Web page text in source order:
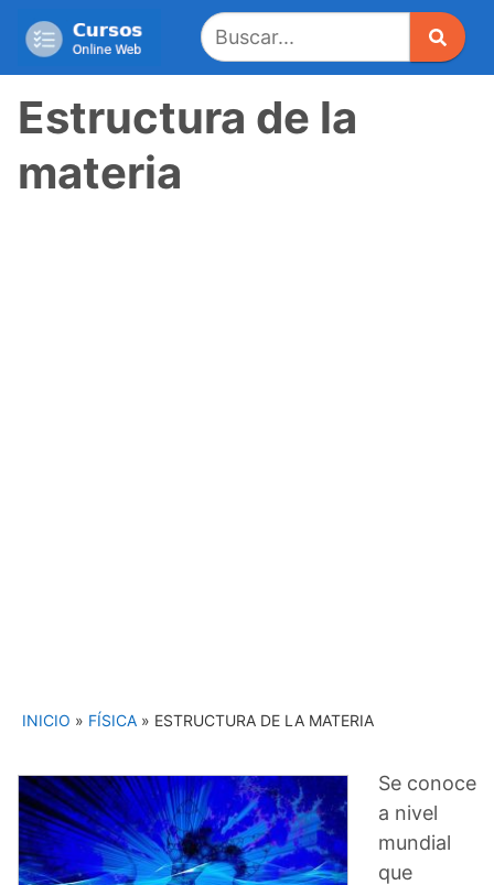
Estructura de la
materia
INICIO » FÍSICA » ESTRUCTURA DE LA MATERIA
Se conoce
a nivel
mundial
que